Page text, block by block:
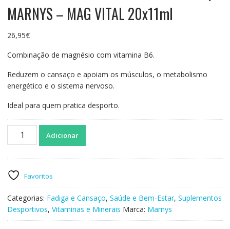
MARNYS – MAG VITAL 20x11ml
26,95€
Combinação de magnésio com vitamina B6.
Reduzem o cansaço e apoiam os músculos, o metabolismo
energético e o sistema nervoso.
Ideal para quem pratica desporto.
Quantidade
MAG
VITAL
20x11ml
Adicionar
Favoritos
Categorias: Fadiga e Cansaço, Saúde e Bem-Estar, Suplementos
Desportivos, Vitaminas e Minerais Marca: Marnys